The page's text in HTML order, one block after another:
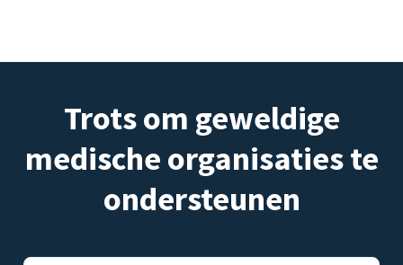
Trots om geweldige
medische organisaties te
ondersteunen